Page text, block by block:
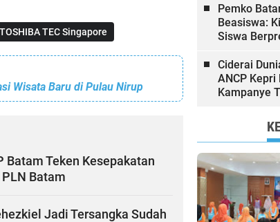
TOSHIBA TEC Singapore
Wisata Baru di Pulau Nirup
Batam Teken Kesepakatan
Batam
Jadi Tersangka Sudah
Pemko
Beasiswa:
Siswa
Dibiayai
Ciderai
ANCP Kepri
Kampanye